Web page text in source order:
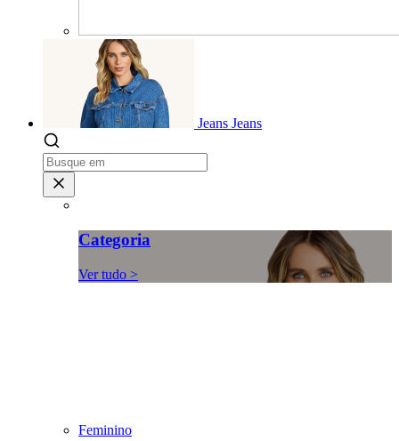
Jeans Jeans
Categoria
Ver tudo >
Feminino